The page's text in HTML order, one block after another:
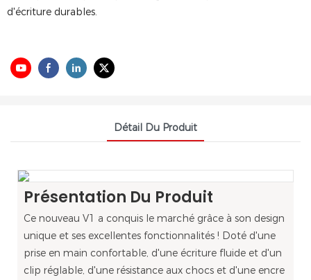
d'écriture durables.
Détail Du Produit
Présentation Du Produit
Ce nouveau V1 a conquis le marché grâce à son design
unique et ses excellentes fonctionnalités ! Doté d'une
prise en main confortable, d'une écriture fluide et d'un
clip réglable, d'une résistance aux chocs et d'une encre